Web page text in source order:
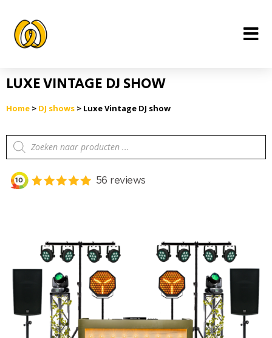
inhoud
LUXE VINTAGE DJ SHOW
Home > DJ shows > Luxe Vintage DJ show
Producten
zoeken